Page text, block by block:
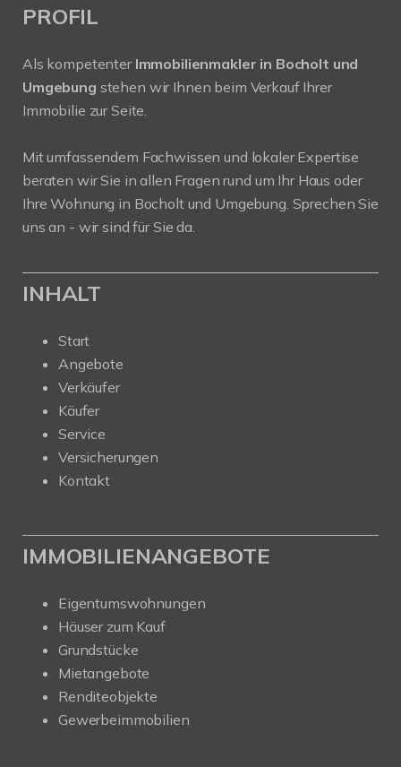
PROFIL
Als kompetenter Immobilienmakler in Bocholt und
Umgebung stehen wir Ihnen beim Verkauf Ihrer
Immobilie zur Seite.
Mit umfassendem Fachwissen und lokaler Expertise
beraten wir Sie in allen Fragen rund um Ihr Haus oder
Ihre Wohnung in Bocholt und Umgebung. Sprechen Sie
uns an - wir sind für Sie da.
INHALT
Start
Angebote
Verkäufer
Käufer
Service
Versicherungen
Kontakt
IMMOBILIENANGEBOTE
Eigentumswohnungen
Häuser zum Kauf
Grundstücke
Mietangebote
Renditeobjekte
Gewerbeimmobilien